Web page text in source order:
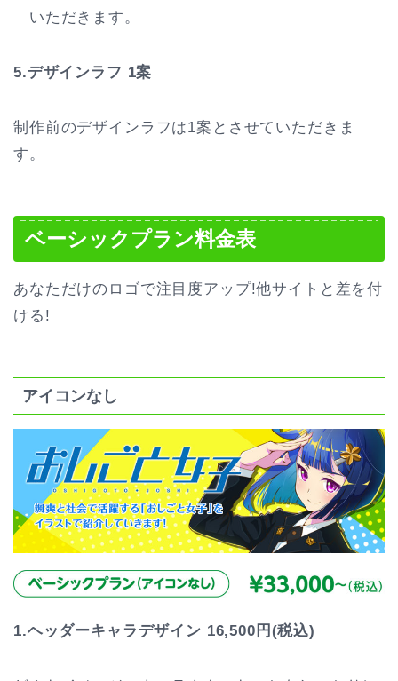
いただきます。
5.デザインラフ 1案
制作前のデザインラフは1案とさせていただきま
す。
ベーシックプラン料金表
あなただけのロゴで注目度アップ!他サイトと差を付
ける!
アイコンなし
1.ヘッダーキャラデザイン 16,500円(税込)